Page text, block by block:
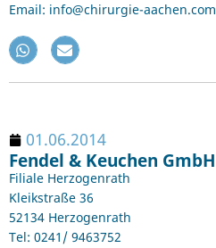
Email: info@chirurgie-aachen.com
01.06.2014
Fendel & Keuchen GmbH
Filiale Herzogenrath
Kleikstraße 36
52134 Herzogenrath
Tel: 0241/ 9463752